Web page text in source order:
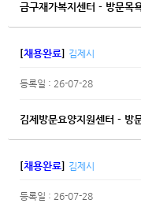
금구재가복지센터 - 방문목
[채용완료] 김제시
등록일 : 26-07-28
김제방문요양지원센터 - 방
[채용완료] 김제시
등록일 : 26-07-28